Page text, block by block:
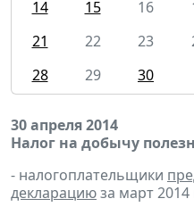
14
15 16
21
22 23
28
29 30
30 апреля 2014
Налог на добычу
- налогоплательщики
декларациюза март 2014